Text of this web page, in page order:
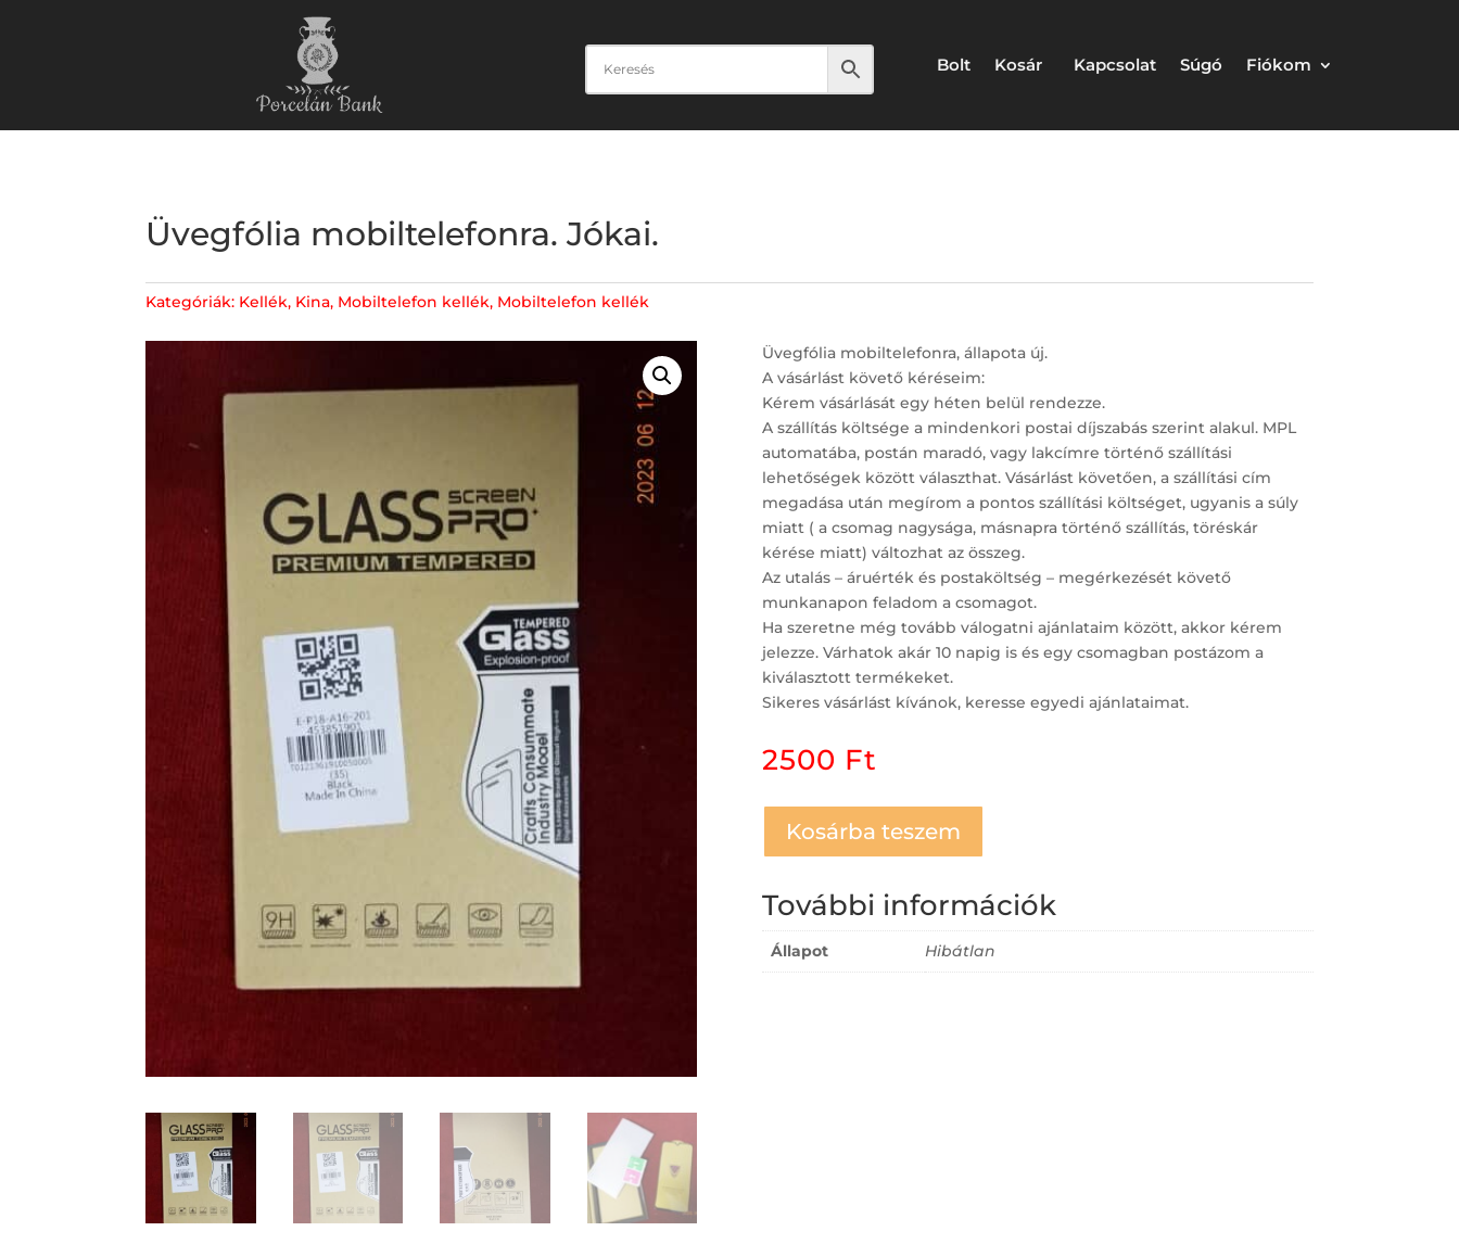
Bolt Kosár Kapcsolat Súgó Fiókom
Üvegfólia mobiltelefonra. Jókai.
Kategóriák: Kellék, Kina, Mobiltelefon kellék, Mobiltelefon kellék
Üvegfólia mobiltelefonra, állapota új.
A vásárlást követő kéréseim:
Kérem vásárlását egy héten belül rendezze.
A szállítás költsége a mindenkori postai díjszabás szerint alakul. MPL
automatába, postán maradó, vagy lakcímre történő szállítási
lehetőségek között választhat. Vásárlást követően, a szállítási cím
megadása után megírom a pontos szállítási költséget, ugyanis a súly
miatt ( a csomag nagysága, másnapra történő szállítás, töréskár
kérése miatt) változhat az összeg.
Az utalás – áruérték és postaköltség – megérkezését követő
munkanapon feladom a csomagot.
Ha szeretne még tovább válogatni ajánlataim között, akkor kérem
jelezze. Várhatok akár 10 napig is és egy csomagban postázom a
kiválasztott termékeket.
Sikeres vásárlást kívánok, keresse egyedi ajánlataimat.
2500 Ft
Kosárba teszem
További információk
Állapot Hibátlan